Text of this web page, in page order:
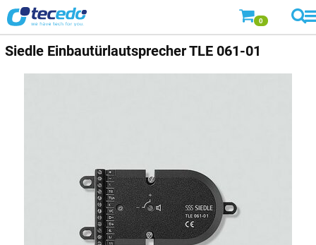
0
Siedle Einbautürlautsprecher TLE 061-01